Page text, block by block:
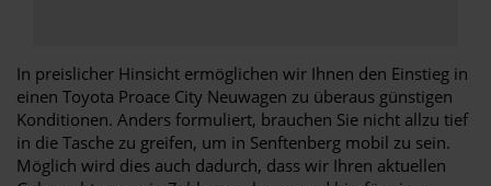
In preislicher Hinsicht ermöglichen wir Ihnen den Einstieg in
einen Toyota Proace City Neuwagen zu überaus günstigen
Konditionen. Anders formuliert, brauchen Sie nicht allzu tief
in die Tasche zu greifen, um in Senftenberg mobil zu sein.
Möglich wird dies auch dadurch, dass wir Ihren aktuellen